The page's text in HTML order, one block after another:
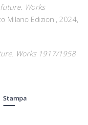
Works
Milano Edizioni, 2024,
Works 1917/1958
Stampa